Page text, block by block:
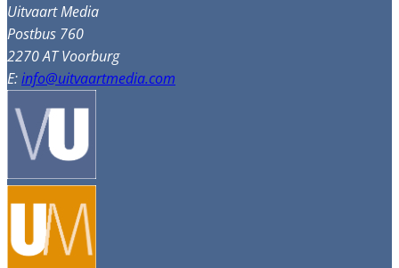
Uitvaart Media
Postbus 760
2270 AT Voorburg
E:info@uitvaartmedia.com